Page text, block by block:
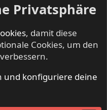
- Community
Privatsphäre
, damit diese
Cookies, um den
und konfiguriere deine